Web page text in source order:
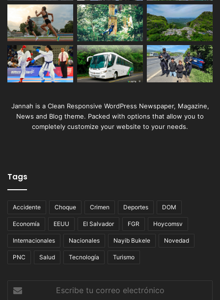
Jannah is a Clean Responsive WordPress Newspaper, Magazine,
News and Blog theme. Packed with options that allow you to
completely customize your website to your needs.
Tags
Accidente Choque Crimen Deportes DOM
Economía EEUU El Salvador FGR Hoycomsv
Internacionales Nacionales Nayib Bukele Novedad
PNC Salud Tecnología Turismo